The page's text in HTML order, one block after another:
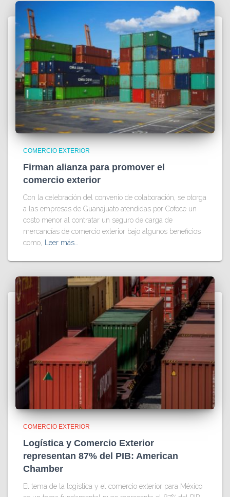
COMERCIO EXTERIOR
Firman alianza para promover el
comercio exterior
Con la celebración del convenio de colaboración, se otorga
a las empresas de Guanajuato atendidas por Cofoce un
costo menor al contratar un seguro de carga de
mercancías de comercio exterior bajo algunos beneficios
como, Leer más…
COMERCIO EXTERIOR
Logística y Comercio Exterior
representan 87% del PIB: American
Chamber
El tema de la logística y el comercio exterior para México